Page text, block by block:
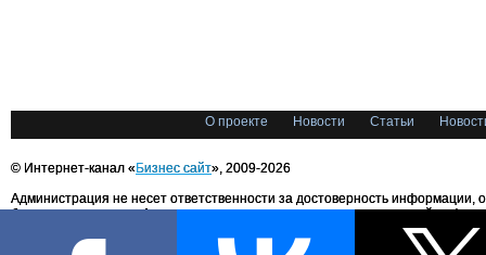
О проекте Новости Статьи
© Интернет-канал «Бизнес сайт», 2009-2026
Администрация не несет ответственности за достоверность информации,
блоггерами портала. Администрация не предоставляет справочной
Все права на любые материалы, опубликованные на сайте, защищены в